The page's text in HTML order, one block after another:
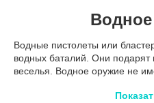
Водные пистолеты или
водных баталий. Они подарят
веселья. Водное оружие не
пистолет и бластер обладает